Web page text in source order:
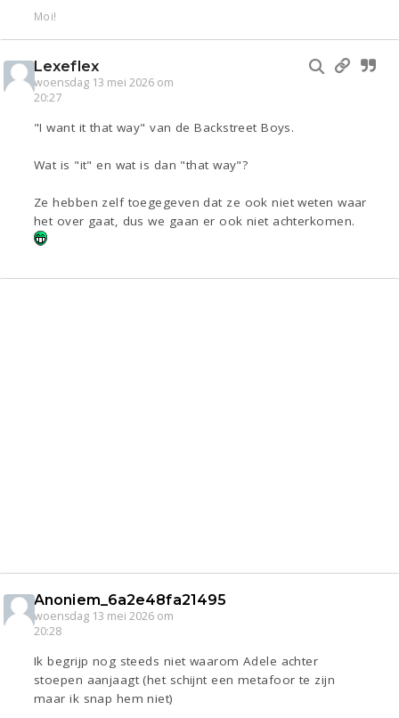
Moi!
Lexeflex
woensdag 13 mei 2026 om
20:27
"I want it that way" van de Backstreet Boys.
Wat is "it" en wat is dan "that way"?
Ze hebben zelf toegegeven dat ze ook niet weten waar
het over gaat, dus we gaan er ook niet achterkomen.
Anoniem_6a2e48fa21495
woensdag 13 mei 2026 om
20:28
Ik begrijp nog steeds niet waarom Adele achter
stoepen aanjaagt (het schijnt een metafoor te zijn
maar ik snap hem niet)